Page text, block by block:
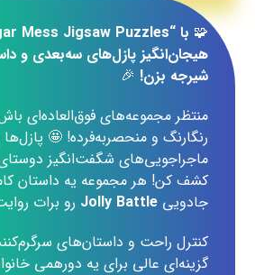
🧩
هیجان‌انگیز پازل‌های سه‌بعدی و
شیرجه بزن! 🎉
منتظر مجموعه‌های فوق‌العاده‌ای
رنگارنگ و منحصربه‌فرده! 🤩
ماجراجویی‌های شگفت‌انگیز
کشف کن! هر مجموعه یه داستان
جادوییJolly Battle رو برات
کنترل راحت و داستان‌های
گزینه‌ای عالی برای یه دورهمی